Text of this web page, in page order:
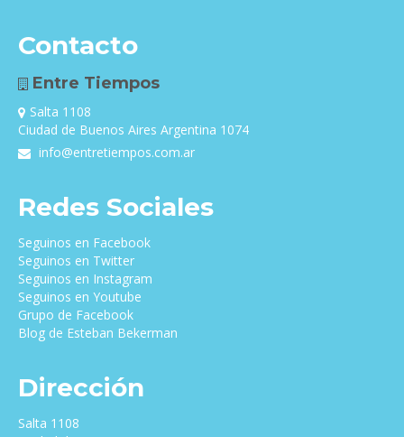
Contacto
Entre Tiempos
Salta 1108
Ciudad de Buenos Aires Argentina 1074
info@entretiempos.com.ar
Redes Sociales
Seguinos en Facebook
Seguinos en Twitter
Seguinos en Instagram
Seguinos en Youtube
Grupo de Facebook
Blog de Esteban Bekerman
Dirección
Salta 1108